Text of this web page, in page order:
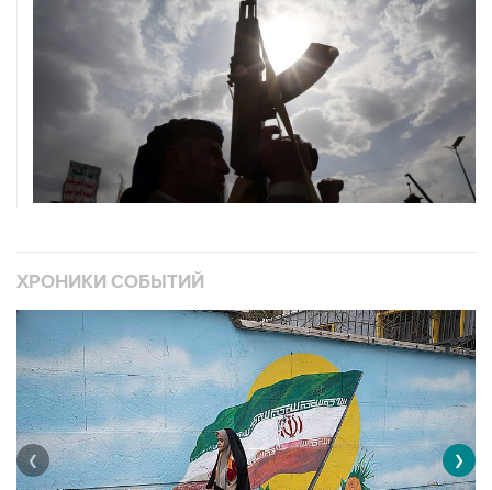
ХРОНИКИ СОБЫТИЙ
❮ ❯